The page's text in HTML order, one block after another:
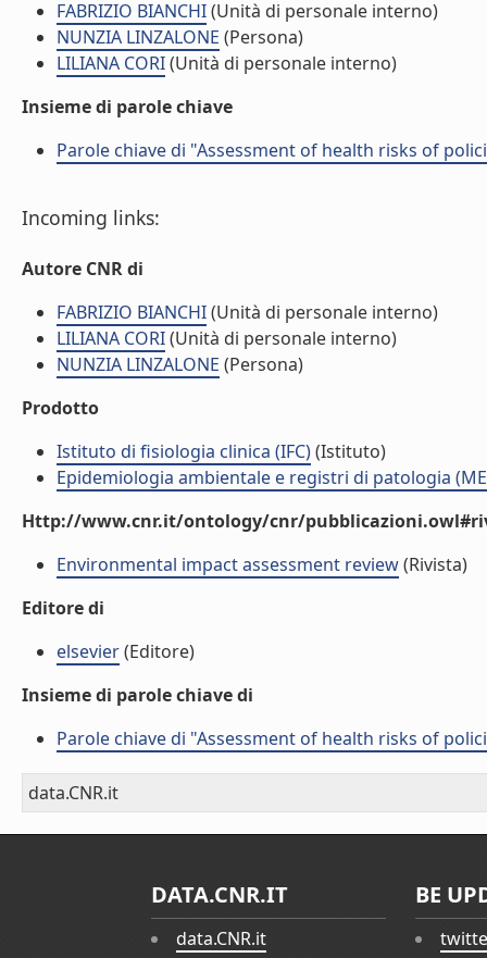
FABRIZIO BIANCHI(Unità di personale interno)
NUNZIA LINZALONE (Persona)
LILIANA CORI(Unità di personale interno)
Insieme di parole chiave
Parole chiave di "Assessment of health risks of
Incoming links:
Autore CNR di
FABRIZIO BIANCHI(Unità di personale interno)
LILIANA CORI(Unità di personale interno)
NUNZIA LINZALONE (Persona)
Prodotto
Istituto di fisiologia clinica (IFC)(Istituto)
Epidemiologia ambientale e registri di patologia
Http://www.cnr.it/ontology/cnr/
Environmental impact assessment review(Rivista)
Editore di
elsevier(Editore)
Insieme di parole chiave di
Parole chiave di "Assessment of health risks of
data.CNR.it
DATA.CNR.IT
data.CNR.it
BE